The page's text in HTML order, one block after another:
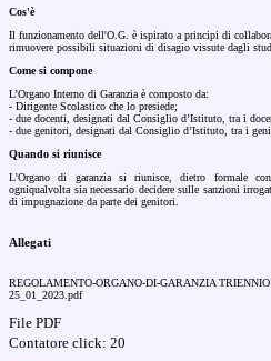
Cos'è
Il funzionamento dell'O.G. è ispirato a principi di
rimuovere possibili situazioni di disagio vissute dagli
Come si compone
L’Organo Interno di Garanzia è composto da:
- Dirigente Scolastico che lo presiede;
- due docenti, designati dal Consiglio d’Istituto, tra i
- due genitori, designati dal Consiglio d’Istituto, tra i
Quando si riunisce
L'Organo di garanzia si riunisce, dietro formale
ogniqualvolta sia necessario decidere sulle sanzioni
di impugnazione da parte dei genitori.
Allegati
REGOLAMENTO-ORGANO-DI-GARANZIA TRIENNIO
25_01_2023.pdf
File PDF
Contatore click: 20